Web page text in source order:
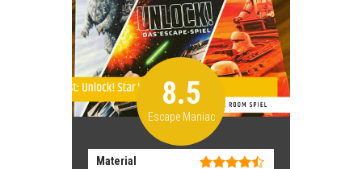
8.5
Escape Maniac
Material